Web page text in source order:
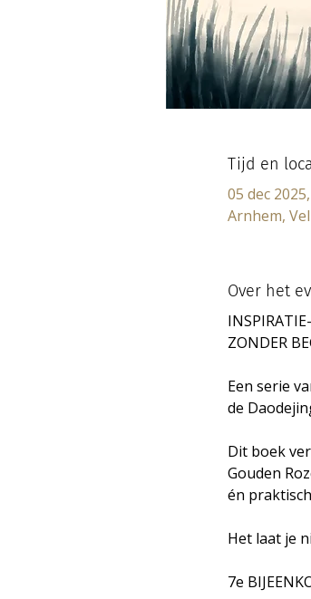
Tijd en
05 dec
Arnhem,
Over het
ZONDER
Een serie
de
Dit boek
Gouden
én
Het laat je
7e